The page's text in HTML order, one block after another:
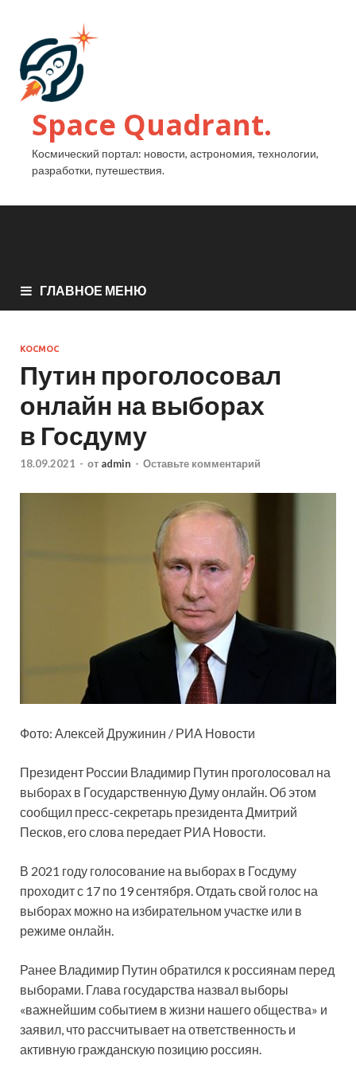
Space Quadrant.
Космический портал: новости, астрономия, технологии,
разработки, путешествия.
ГЛАВНОЕ МЕНЮ
КОСМОС
Путин проголосовал
онлайн на выборах
в Госдуму
18.09.2021 - от admin - Оставьте комментарий
Фото: Алексей Дружинин / РИА Новости
Президент России Владимир Путин проголосовал на
выборах в Государственную Думу онлайн. Об этом
сообщил пресс-секретарь президента Дмитрий
Песков, его слова передает РИА Новости.
В 2021 году голосование на выборах в Госдуму
проходит с 17 по 19 сентября. Отдать свой голос на
выборах можно на избирательном участке или в
режиме онлайн.
Ранее Владимир Путин обратился к россиянам перед
выборами. Глава государства назвал выборы
«важнейшим событием в жизни нашего общества» и
заявил, что рассчитывает на ответственность и
активную гражданскую позицию россиян.